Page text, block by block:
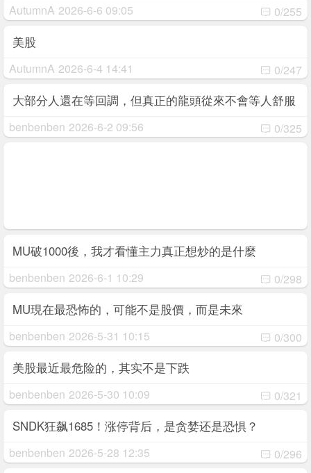
AutumnA 2026-6-6 09:05 0/255
美股
AutumnA 2026-6-4 14:41 0/247
大部分人還在等回調，但真正的龍頭從來不會等人舒服
benbenben 2026-6-2 09:56 0/325
MU破1000後，我才看懂主力真正想炒的是什麼
benbenben 2026-6-1 10:29 0/298
MU現在最恐怖的，可能不是股價，而是未來
benbenben 2026-5-31 10:15 0/300
美股最近最危险的，其实不是下跌
benbenben 2026-5-30 10:09 0/321
SNDK狂飙1685！涨停背后，是贪婪还是恐惧？
benbenben 2026-5-28 12:35 0/296